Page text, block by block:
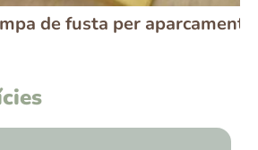
per aparcament